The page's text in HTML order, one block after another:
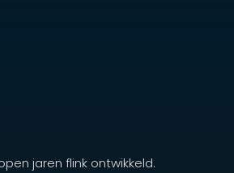
jaren flink ontwikkeld.